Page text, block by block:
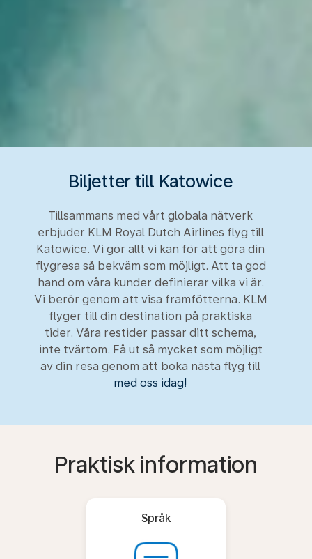
Biljetter till Katowice
Tillsammans med vårt globala nätverk
erbjuder KLM Royal Dutch Airlines flyg till
Katowice. Vi gör allt vi kan för att göra din
flygresa så bekväm som möjligt. Att ta god
hand om våra kunder definierar vilka vi är.
Vi berör genom att visa framfötterna. KLM
flyger till din destination på praktiska
tider. Våra restider passar ditt schema,
inte tvärtom. Få ut så mycket som möjligt
av din resa genom att boka nästa flyg till
med oss idag!
Praktisk information
Språk